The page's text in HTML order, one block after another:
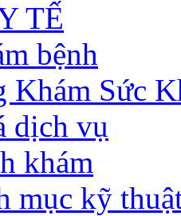
TẾ
bệnh
Khám Sức
dịch vụ
khám
mục kỹ